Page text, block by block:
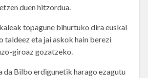
duen hitzordua.
topagune bihurtuko dira euskal
taldeez eta jai askok hain berezi
giroaz gozatzeko.
da Bilbo erdigunetik harago ezagutu